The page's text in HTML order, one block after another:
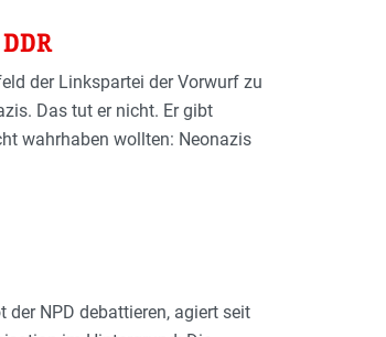
der Linkspartei der Vorwurf zu
Das tut er nicht. Er gibt
wahrhaben wollten: Neonazis
der NPD debattieren, agiert seit